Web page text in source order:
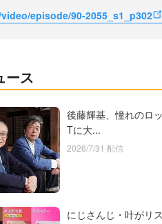
episode/90-2055_s1_p302
ース
後藤輝基、憧れのロ
Tに大...
2026/7/31 配信
にじさんじ・叶がリ